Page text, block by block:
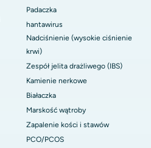
Padaczka
hantawirus
Nadciśnienie (wysokie ciśnienie
krwi)
Zespół jelita drażliwego (IBS)
Kamienie nerkowe
Białaczka
Marskość wątroby
Zapalenie kości i stawów
PCO/PCOS